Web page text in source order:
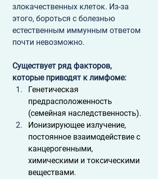
злокачественных клеток. Из-за
этого, бороться с болезнью
естественным иммунным ответом
почти невозможно.
Существует ряд факторов,
которые приводят к лимфоме:
Генетическая
предрасположенность
(семейная наследственность).
Ионизирующее излучение,
постоянное взаимодействие с
канцерогенными,
химическими и токсическими
веществами.